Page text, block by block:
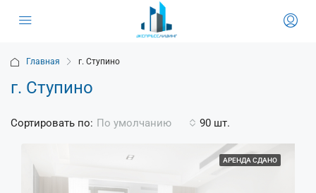
Главная г. Ступино
г. Ступино
90 шт.
Сортировать по: По умолчанию
АРЕНДА СДАНО